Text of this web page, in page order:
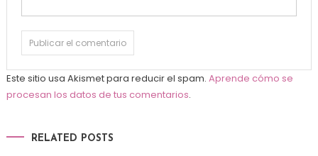
Este sitio usa Akismet para reducir el spam. Aprende cómo se
procesan los datos de tus comentarios.
RELATED POSTS